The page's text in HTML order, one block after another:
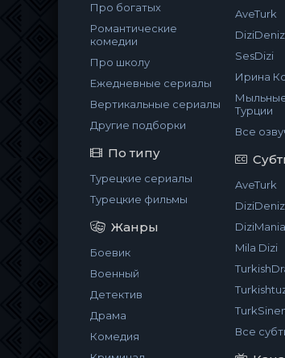
Про богатых
Романтические
комедии
Про школу
Ежедневные сериалы
Вертикальные сериалы
Другие подборки
По типу
Турецкие сериалы
Турецкие фильмы
Жанры
Боевик
Военный
Детектив
Драма
Комедия
AveTurk
SesDizi
Ирина
Турции
Все
AveTurk
DiziMania
Mila Dizi
Все